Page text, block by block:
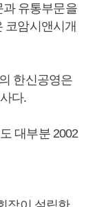
유통부문을
코암시앤시개
한신공영은
다.
대부분 2002